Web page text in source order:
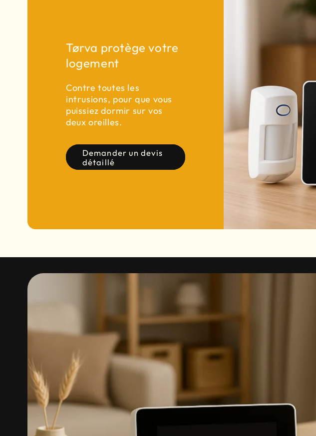
Tørva protège votre
logement
Contre toutes les
intrusions, pour que vous
puissiez dormir sur vos
deux oreilles.
Demander un devis
détaillé